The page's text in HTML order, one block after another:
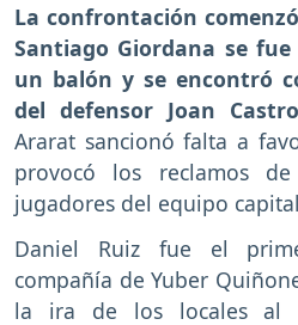
La confrontación
Santiago Giordana se
un balón y se encontró
del defensor Joan
Ararat sancionó falta a
provocó los reclamos
jugadores del equipo
Daniel Ruiz fue el
compañía de Yuber
la ira de los locales al